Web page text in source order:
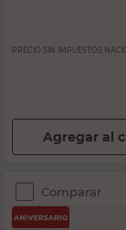
PRECIO SIN IMPUESTOS
Agregar al
Comparar